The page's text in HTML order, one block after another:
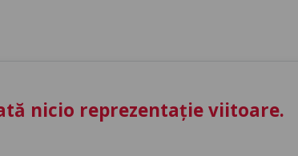
nicio reprezentație viitoare.